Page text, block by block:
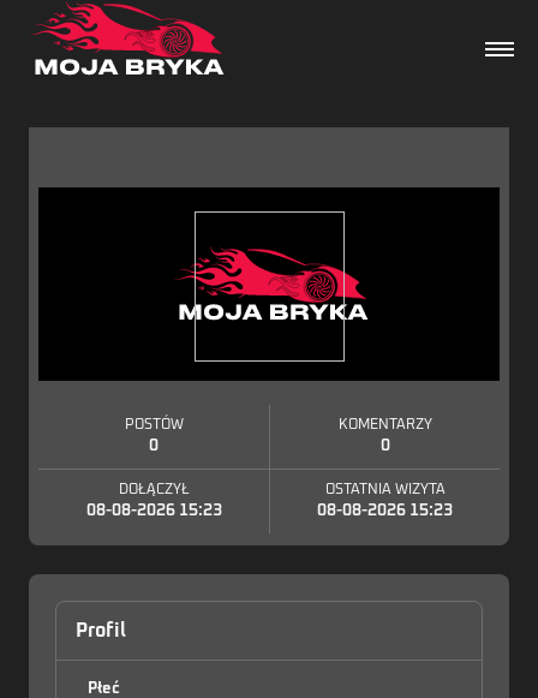
Wydarzenia
Artykuły
POSTÓW
0
KOMENTARZY
0
DOŁĄCZYŁ
08-08-2026 15:23
OSTATNIA WIZYTA
08-08-2026 15:23
Profil
Płeć